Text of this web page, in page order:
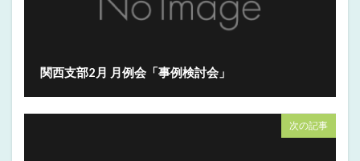
関西支部2月 月例会「事例検討会」
次の記事